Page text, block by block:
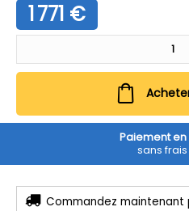
1 771 €
Paiement en
sans
Commandez maintenant